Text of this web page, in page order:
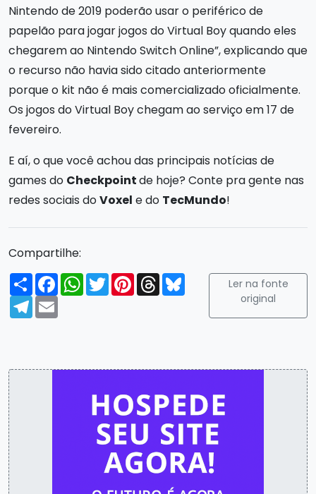
Nintendo de 2019 poderão usar o periférico de
papelão para jogar jogos do Virtual Boy quando eles
chegarem ao Nintendo Switch Online”, explicando que
o recurso não havia sido citado anteriormente
porque o kit não é mais comercializado oficialmente.
Os jogos do Virtual Boy chegam ao serviço em 17 de
fevereiro.
E aí, o que você achou das principais notícias de
games do Checkpointde hoje? Conte pra gente nas
redes sociais doVoxel e do TecMundo!
Compartilhe:
Compartilhar
FacebookWhatsApp
TwitterPinterest
ThreadsBluesky
Telegram
Email
Ler na fonte
original